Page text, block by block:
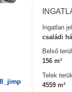
Ingatlan
családi
Belső
156 m²
Telek
4559 m²